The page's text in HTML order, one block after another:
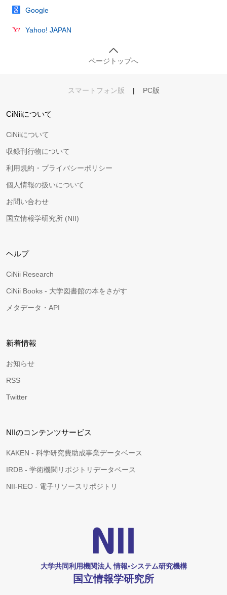
Google
Yahoo! JAPAN
ページトップへ
スマートフォン版 | PC版
CiNiiについて
CiNiiについて
収録刊行物について
利用規約・プライバシーポリシー
個人情報の扱いについて
お問い合わせ
国立情報学研究所 (NII)
ヘルプ
CiNii Research
CiNii Books - 大学図書館の本をさがす
メタデータ・API
新着情報
お知らせ
RSS
Twitter
NIIのコンテンツサービス
KAKEN - 科学研究費助成事業データベース
IRDB - 学術機関リポジトリデータベース
NII-REO - 電子リソースリポジトリ
大学共同利用機関法人 情報•システム研究機構
国立情報学研究所